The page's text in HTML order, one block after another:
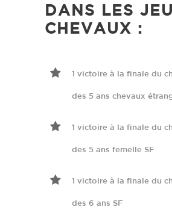
DANS LES
CHEVAUX :
1 victoire à la finale du
des 5 ans chevaux
1 victoire à la finale du
des 5 ans femelle SF
1 victoire à la finale du
des 6 ans SF